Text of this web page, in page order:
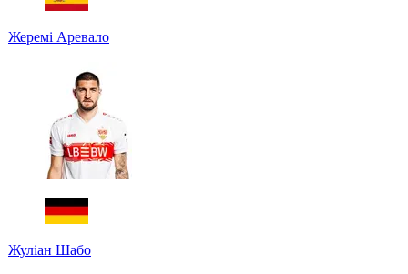
Жеремі Аревало
Жуліан Шабо